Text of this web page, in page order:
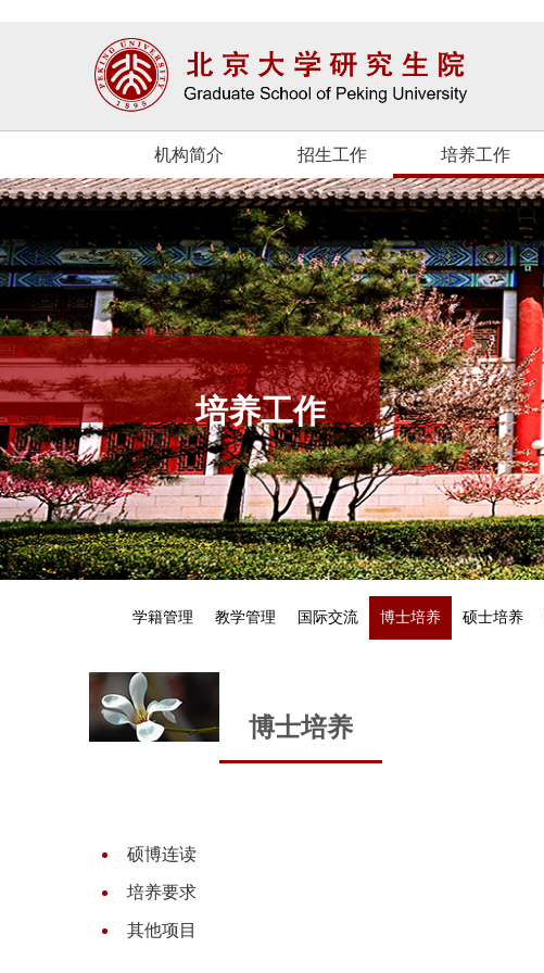
机构简介 招生工作 培养工作
培养工作
学籍管理 教学管理 国际交流 博士培养 硕士培养
博士培养
硕博连读
培养要求
其他项目